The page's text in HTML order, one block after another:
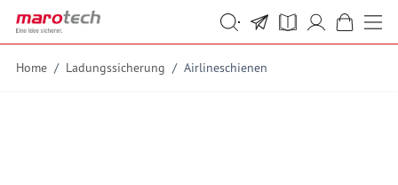
Skip to Content
Suche
Suche
Home / Ladungssicherung / Airlineschienen